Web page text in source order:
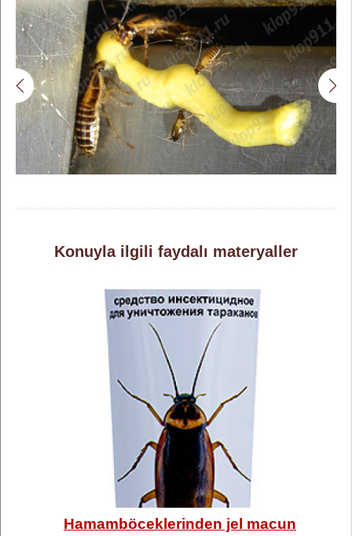
Konuyla ilgili faydalı materyaller
Hamamböceklerinden jel macun